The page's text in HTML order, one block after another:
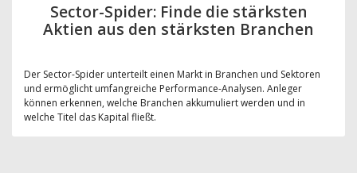
Sector-Spider: Finde die stärksten
Aktien aus den stärksten Branchen
Der Sector-Spider unterteilt einen Markt in Branchen und Sektoren
und ermöglicht umfangreiche Performance-Analysen. Anleger
können erkennen, welche Branchen akkumuliert werden und in
welche Titel das Kapital fließt.